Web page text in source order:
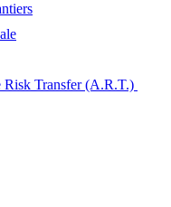
Transfer (A.R.T.)